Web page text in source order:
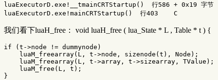
luaExecutorD.exe!__tmainCRTStartup()  行586 + 0x19 字
我们看下luaH_free： void luaH_free ( lua_State * L , Table * t ) {
if ( t ->node != dummynode )
luaM_freearray( L , t ->node , sizenode ( t ), Node );
luaM_freearray( L , t ->array , t ->sizearray , TValue );
luaM_free ( L , t );
}